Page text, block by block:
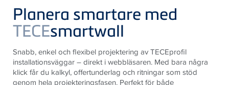
Planera smartare med
TECEsmartwall
Snabb, enkel och flexibel projektering av TECEprofil
installationsväggar – direkt i webbläsaren. Med bara några
klick får du kalkyl, offertunderlag och ritningar som stöd
genom hela projekteringsfasen. Perfekt för både